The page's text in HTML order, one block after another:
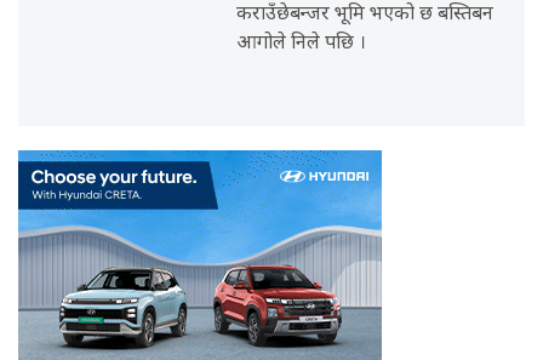
कराउँछेबन्जर भूमि भएको छ बस्तिबन
आगोले निले पछि ।